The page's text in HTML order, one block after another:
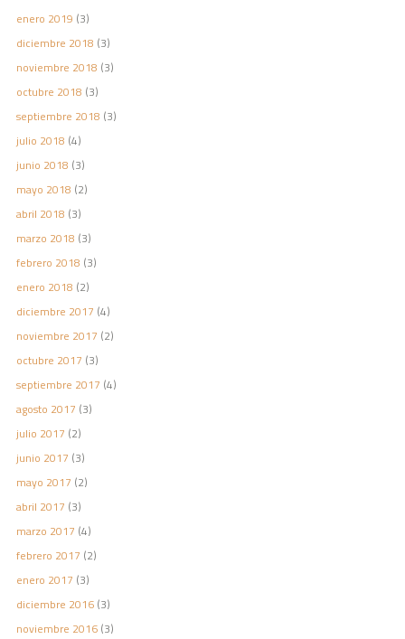
enero 2019 (3)
diciembre 2018 (3)
noviembre 2018 (3)
octubre 2018 (3)
septiembre 2018 (3)
julio 2018 (4)
junio 2018 (3)
mayo 2018 (2)
abril 2018 (3)
marzo 2018 (3)
febrero 2018 (3)
enero 2018 (2)
diciembre 2017 (4)
noviembre 2017 (2)
octubre 2017 (3)
septiembre 2017 (4)
agosto 2017 (3)
julio 2017 (2)
junio 2017 (3)
mayo 2017 (2)
abril 2017 (3)
marzo 2017 (4)
febrero 2017 (2)
enero 2017 (3)
diciembre 2016(3)
noviembre 2016(3)